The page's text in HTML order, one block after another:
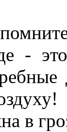
-
в